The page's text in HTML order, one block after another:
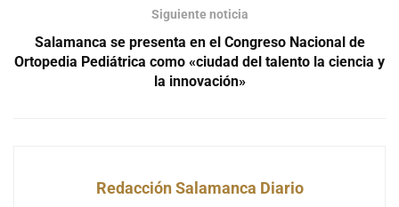
Siguiente noticia
Salamanca se presenta en el Congreso Nacional de
Ortopedia Pediátrica como «ciudad del talento la ciencia y
la innovación»
Redacción Salamanca Diario